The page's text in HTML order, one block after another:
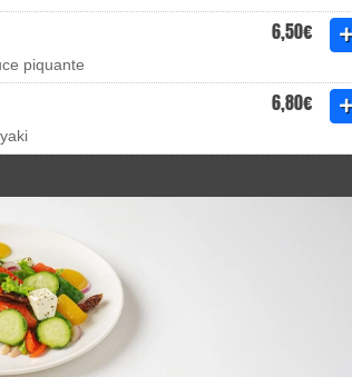
6,50€
piquante
6,80€